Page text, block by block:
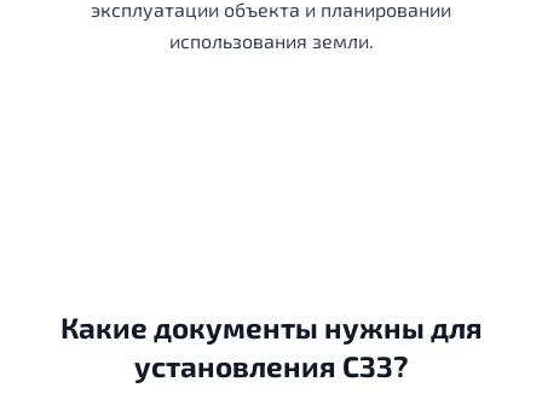
эксплуатации объекта и планировании
использования земли.
Какие документы нужны для
установления СЗЗ?